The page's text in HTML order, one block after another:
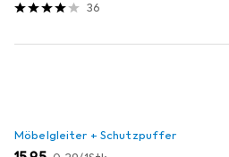
36
Möbelgleiter + Schutzpuffer
EUR